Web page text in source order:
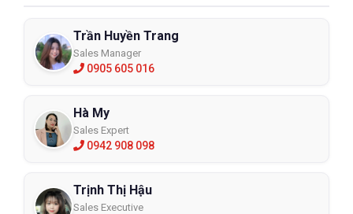
Trần Huyền Trang
Sales Manager
0905 605 016
Hà My
Sales Expert
0942 908 098
Trịnh Thị Hậu
Sales Executive